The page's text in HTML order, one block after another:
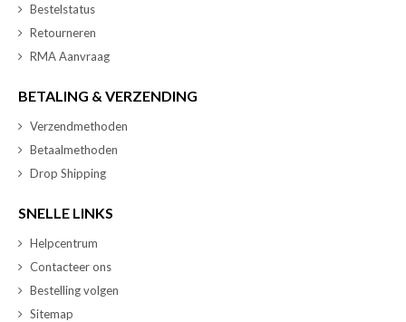
Bestelstatus
Retourneren
RMA Aanvraag
BETALING & VERZENDING
Verzendmethoden
Betaalmethoden
Drop Shipping
SNELLE LINKS
Helpcentrum
Contacteer ons
Bestelling volgen
Sitemap